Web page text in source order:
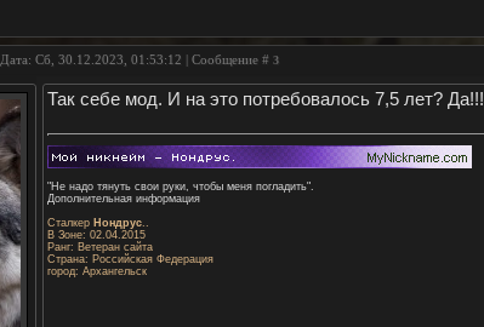
Дата: Сб, 30.12.2023, 01:53:12 | Сообщение # 3
Так себе мод. И на это потребовалось 7,5 лет? Да!!!
"Не надо тянуть свои руки, чтобы меня погладить".
Дополнительная информация
Сталкер Нондрус..
В Зоне: 02.04.2015
Ранг: Ветеран сайта
Страна: Российская Федерация
город: Архангельск